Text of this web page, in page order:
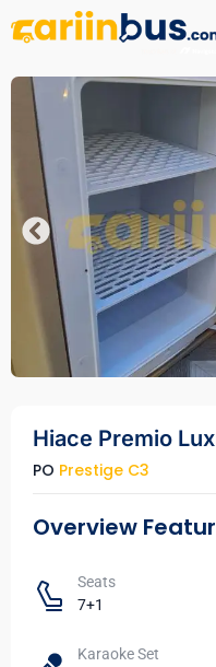
Hiace Premio
PO Prestige C3
Overview
Seats​
7+1
Karaoke Set